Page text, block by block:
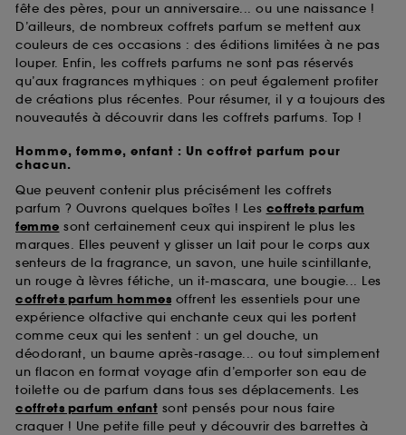
fête des pères, pour un anniversaire... ou une naissance !
D’ailleurs, de nombreux coffrets parfum se mettent aux
couleurs de ces occasions : des éditions limitées à ne pas
louper. Enfin, les coffrets parfums ne sont pas réservés
qu’aux fragrances mythiques : on peut également profiter
de créations plus récentes. Pour résumer, il y a toujours des
nouveautés à découvrir dans les coffrets parfums. Top !
Homme, femme, enfant : Un coffret parfum pour
chacun.
Que peuvent contenir plus précisément les coffrets
parfum ? Ouvrons quelques boîtes ! Les coffrets parfum
femme sont certainement ceux qui inspirent le plus les
marques. Elles peuvent y glisser un lait pour le corps aux
senteurs de la fragrance, un savon, une huile scintillante,
un rouge à lèvres fétiche, un it-mascara, une bougie... Les
coffrets parfum hommes offrent les essentiels pour une
expérience olfactive qui enchante ceux qui les portent
comme ceux qui les sentent : un gel douche, un
déodorant, un baume après-rasage... ou tout simplement
un flacon en format voyage afin d’emporter son eau de
toilette ou de parfum dans tous ses déplacements. Les
coffrets parfum enfant sont pensés pour nous faire
craquer ! Une petite fille peut y découvrir des barrettes à